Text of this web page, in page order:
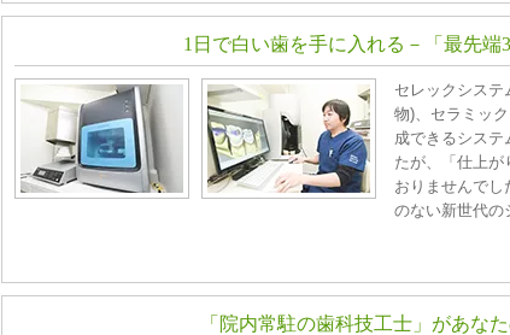
1日で白い歯を手に入れる －「最先端
セレックシステ
物)、セラミッ
成できるシステ
たが、「仕上が
おりませんでし
のない新世代の
「院内常駐の歯科技工士」があな